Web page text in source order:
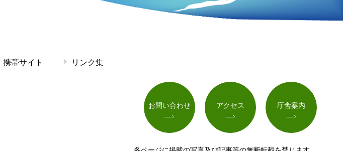
携帯サイト リンク集
お問い合わせ アクセス 庁舎案内